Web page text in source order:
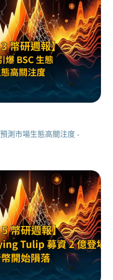
測市場生態高關注度 -